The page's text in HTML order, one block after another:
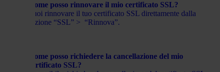
Come posso rinnovare il mio certificato SSL?
Puoi rinnovare il tuo certificato SSL direttamente dalla
sezione “SSL” > “Rinnova”.
Come posso richiedere la cancellazione del mio
certificato SSL?